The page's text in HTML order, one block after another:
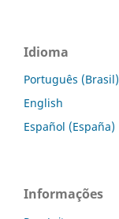
Idioma
Português (Brasil)
English
Español (España)
Informações